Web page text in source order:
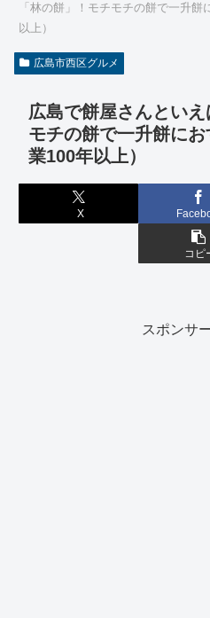
「林の餅」！モチモチの餅で一升
以上）
広島市西区グルメ
広島で餅屋さんとい
モチの餅で一升餅に
業100年以上）
X
コピ
スポンサ